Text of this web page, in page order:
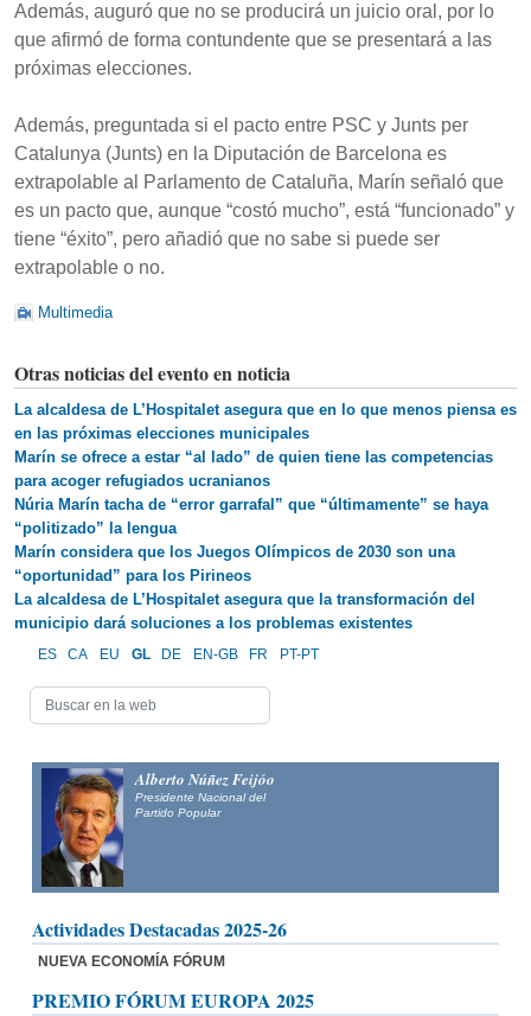
Además, auguró que no se producirá un juicio oral, por lo
que afirmó de forma contundente que se presentará a las
próximas elecciones.
Además, preguntada si el pacto entre PSC y Junts per
Catalunya (Junts) en la Diputación de Barcelona es
extrapolable al Parlamento de Cataluña, Marín señaló que
es un pacto que, aunque “costó mucho”, está “funcionado” y
tiene “éxito”, pero añadió que no sabe si puede ser
extrapolable o no.
Multimedia
Otras noticias del evento en noticia
La alcaldesa de L’Hospitalet asegura que en lo que menos piensa es
en las próximas elecciones municipales
Marín se ofrece a estar “al lado” de quien tiene las competencias
para acoger refugiados ucranianos
Núria Marín tacha de “error garrafal” que “últimamente” se haya
“politizado” la lengua
Marín considera que los Juegos Olímpicos de 2030 son una
“oportunidad” para los Pirineos
La alcaldesa de L’Hospitalet asegura que la transformación del
municipio dará soluciones a los problemas existentes
ES CA EU GL DE EN-GB FR PT-PT
Alberto Núñez Feijóo
Presidente Nacional del
Partido Popular
Actividades Destacadas 2025-26
NUEVA ECONOMÍA FÓRUM
PREMIO FÓRUM EUROPA 2025